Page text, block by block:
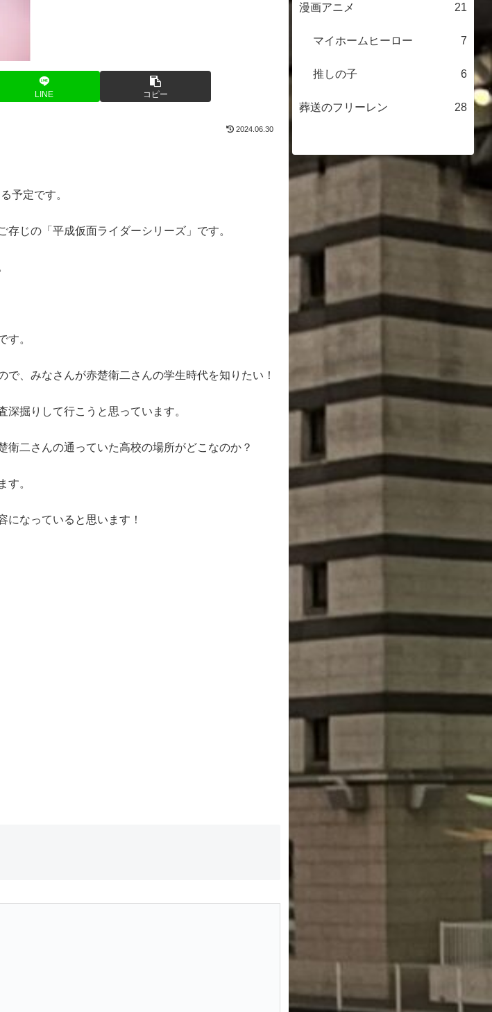
LINE コピー
2024.06.30
予定です。
じの「平成仮面ライダーシリーズ」です。
す。
、みなさんが赤楚衛二さんの学生時代を知りたい！
掘りして行こうと思っています。
衛二さんの通っていた高校の場所がどこなのか？
す。
なっていると思います！
漫画アニメ 21
マイホームヒーロー 7
推しの子 6
葬送のフリーレン 28